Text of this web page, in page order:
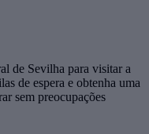
de Sevilha para visitar a
de espera e obtenha uma
sem preocupações